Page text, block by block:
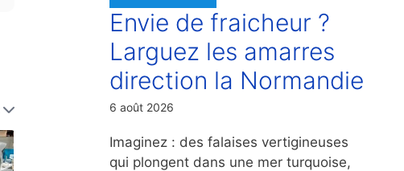
Envie de fraicheur ?
Larguez les amarres
direction la Normandie
6 août 2026
Imaginez : des falaises vertigineuses
qui plongent dans une mer turquoise,